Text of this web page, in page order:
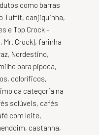
como barras
Tuffit, canjiquinha,
e Top Crock –
Mr. Crock), farinha
Nordestino,
para pipoca,
coloríficos,
da categoria na
solúveis, cafés
com leite,
castanha,